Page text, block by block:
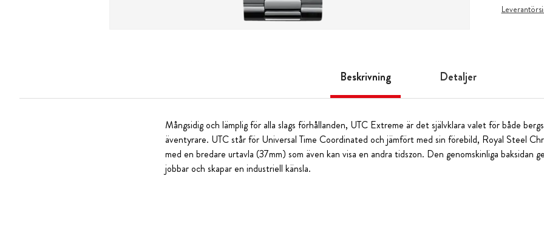
Beskrivning Detaljer
Mångsidig och lämplig för alla slags förhållanden, UTC Extreme är det självklara valet för både
äventyrare. UTC står för Universal Time Coordinated och jämfört med sin förebild, Royal Steel
med en bredare urtavla (37mm) som även kan visa en andra tidszon. Den genomskinliga baksidan
jobbar och skapar en industriell känsla.